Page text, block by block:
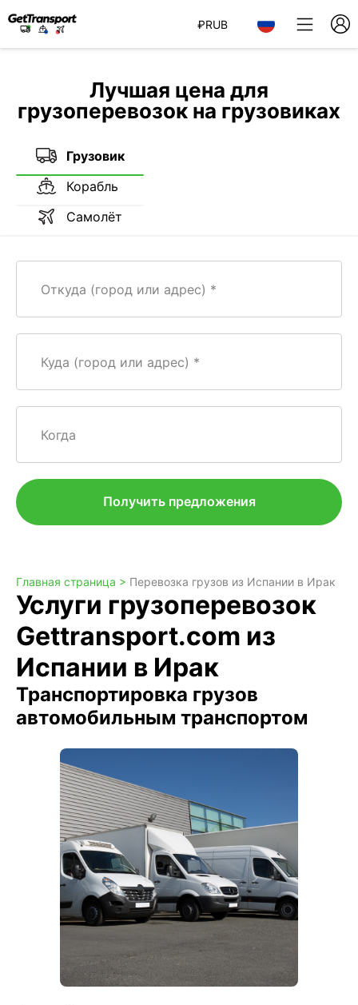
₽RUB
Лучшая цена для
грузоперевозок на грузовиках
Грузовик
Корабль
Самолёт
Откуда (город или адрес)
Куда (город или адрес)
Когда
Получить предложения
Главная страница > Перевозка грузов из Испании в Ирак
Услуги грузоперевозок
Gettransport.com из
Испании в Ирак
Транспортировка грузов
автомобильным транспортом